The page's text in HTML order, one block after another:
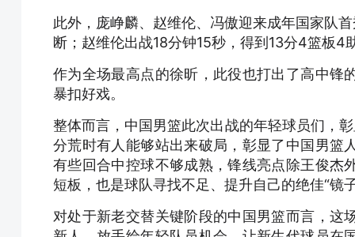
此外，庞峥麟、赵维伦、冯傲迎来成年国家队
断；赵维伦出战18分钟15秒，得到13分4篮板4
作为全场最高点的徐昕，此役也打出了高中锋
暴扣好戏。
整体而言，中国男篮此次出战的年轻球员们，
分荒时有人能够站出来破局，彰显了中国男篮
有些回合中控球不够成熟，锋线亮点除王俊杰
短板，也是球队寻找不足、提升自己的绝佳“镜
对处于新老交替关键阶段的中国男篮而言，这